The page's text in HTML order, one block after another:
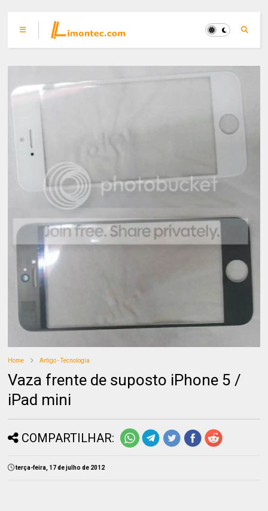
Home Artigo - Tecnologia
Vaza frente de suposto iPhone 5 /
iPad mini
COMPARTILHAR:
terça-feira, 17 de julho de 2012